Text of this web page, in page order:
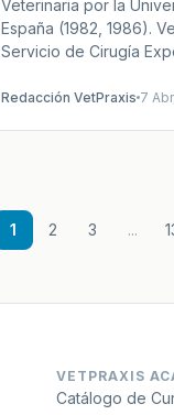
Veterinaria por la
España (1982, 1986).
Servicio de Cirugía
Redacción VetPraxis 7
1 2 3 ...
VETPRAXIS
Catálogo de